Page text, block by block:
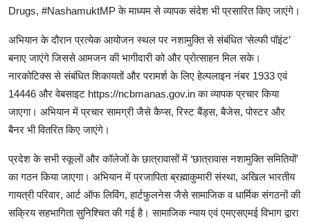
Drugs, #NashamuktMP के माध्यम से व्यापक संदेश भी प्रसारित किए जाएंगे।
अभियान के दौरान प्रत्येक आयोजन स्थल पर नशामुक्ति से संबंधित ‘सेल्फी पॉइंट’
बनाए जाएंगे जिससे आमजन की भागीदारी को और प्रोत्साहन मिल सके।
नारकोटिक्स से संबंधित शिकायतों और परामर्श के लिए हेल्पलाइन नंबर 1933 एवं
14446 और वेबसाइट https://ncbmanas.gov.in का व्यापक प्रचार किया
जाएगा। अभियान में प्रचार सामग्री जैसे कैप्स, रिस्ट बैंड्स, बैजेस, पोस्टर और
बैनर भी वितरित किए जाएंगे।
प्रदेश के सभी स्कूलों और कॉलेजों के छात्रावासों में ‘छात्रावास नशामुक्ति समितियों’
का गठन किया जाएगा। अभियान में प्रजापिता ब्रह्माकुमारी संस्था, अखिल भारतीय
गायत्री परिवार, आर्ट ऑफ लिविंग, हार्टफुलनेस जैसे सामाजिक व धार्मिक संगठनों की
सक्रिय सहभागिता सुनिश्चित की गई है। सामाजिक न्याय एवं एमएसएमई विभाग द्वारा